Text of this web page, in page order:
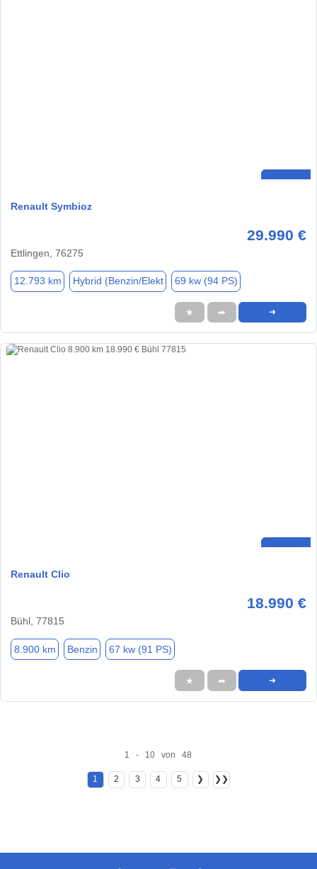
Renault Symbioz
29.990 €
Ettlingen, 76275
12.793 km Hybrid (Benzin/Elekt 69 kw (94 PS)
★ ➦ ➜
Renault Clio
18.990 €
Bühl, 77815
8.900 km Benzin 67 kw (91 PS)
★ ➦ ➜
1 - 10 von 48
1 2 3 4 5 ❯ ❯❯